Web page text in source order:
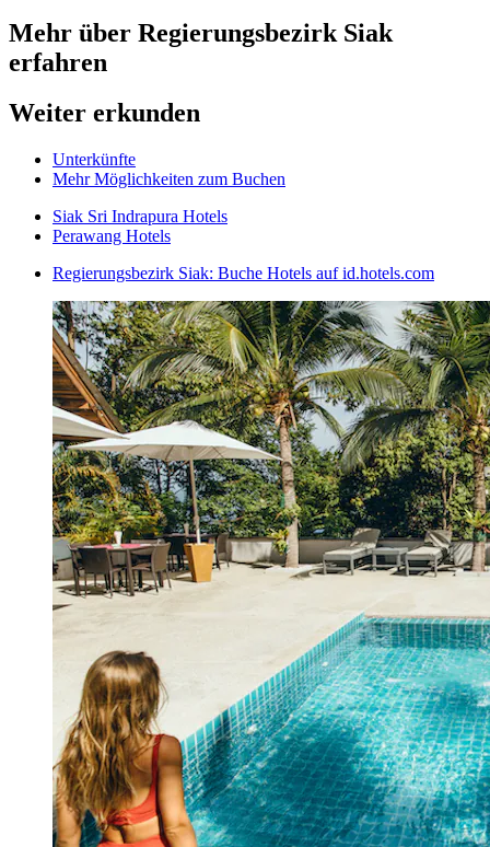
Mehr über Regierungsbezirk Siak
erfahren
Weiter erkunden
Unterkünfte
Mehr Möglichkeiten zum Buchen
Siak Sri Indrapura Hotels
Perawang Hotels
Regierungsbezirk Siak: Buche Hotels auf id.hotels.com